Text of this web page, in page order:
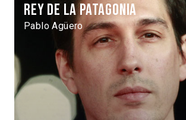
Rey de la Patagonia
Pablo Agüero